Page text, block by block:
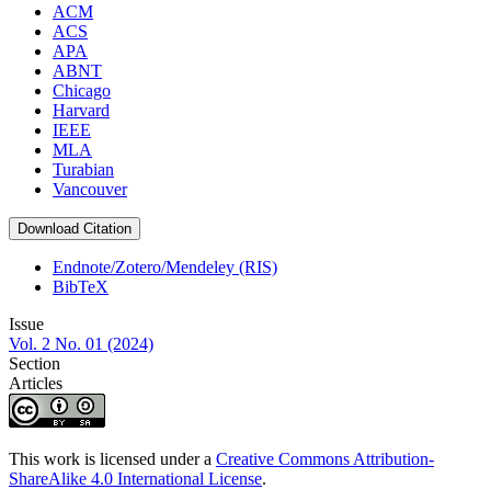
ACM
ACS
APA
ABNT
Chicago
Harvard
IEEE
MLA
Turabian
Vancouver
Download Citation
Endnote/Zotero/Mendeley (RIS)
BibTeX
Issue
Vol. 2 No. 01 (2024)
Section
Articles
This work is licensed under a Creative Commons Attribution-
ShareAlike 4.0 International License.